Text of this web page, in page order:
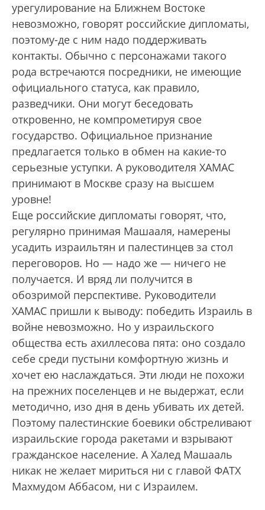
урегулирование на Ближнем Востоке
невозможно, говорят российские дипломаты,
поэтому-де с ним надо поддерживать
контакты. Обычно с персонажами такого
рода встречаются посредники, не имеющие
официального статуса, как правило,
разведчики. Они могут беседовать
откровенно, не компрометируя свое
государство. Официальное признание
предлагается только в обмен на какие-то
серьезные уступки. А руководителя ХАМАС
принимают в Москве сразу на высшем
уровне!
Еще российские дипломаты говорят, что,
регулярно принимая Машааля, намерены
усадить израильтян и палестинцев за стол
переговоров. Но — надо же — ничего не
получается. И вряд ли получится в
обозримой перспективе. Руководители
ХАМАС при­шли к выводу: победить Израиль в
войне невозможно. Но у израильского
общества есть ахиллесова пята: оно создало
себе среди пустыни комфортную жизнь и
хочет ею наслаждаться. Эти люди не похожи
на прежних поселенцев и не выдержат, если
методично, изо дня в день убивать их детей.
Поэтому палестинские боевики обстреливают
израильские города ракетами и взрывают
гражданское население. А Халед Машааль
никак не желает мириться ни с главой ФАТХ
Махмудом Аббасом, ни с Израилем.